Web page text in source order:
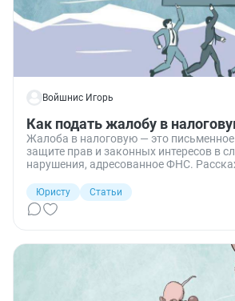
Войшнис Игорь
Как подать жалобу в
Жалоба в налоговую — это письменное
защите прав и законных интересов в
нарушения, адресованное ФНС.
есть для этого, как их будут
Юристу
Статьи